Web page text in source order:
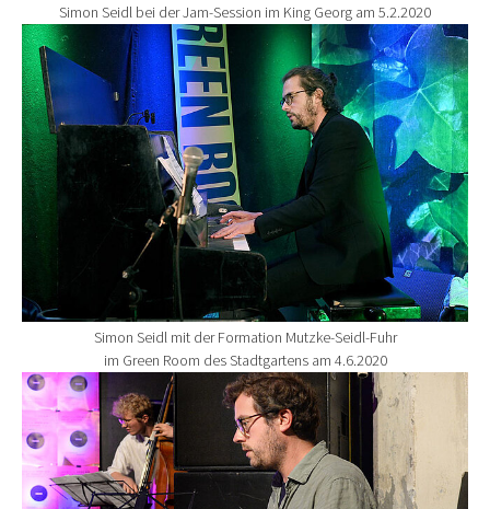
Simon Seidl bei der Jam-Session im King Georg am 5.2.2020
Show larger version for:
Simon Seidl mit der Formation Mutzke-Seidl-Fuhr
im Green Room des Stadtgartens am 4.6.2020
Show larger version for: